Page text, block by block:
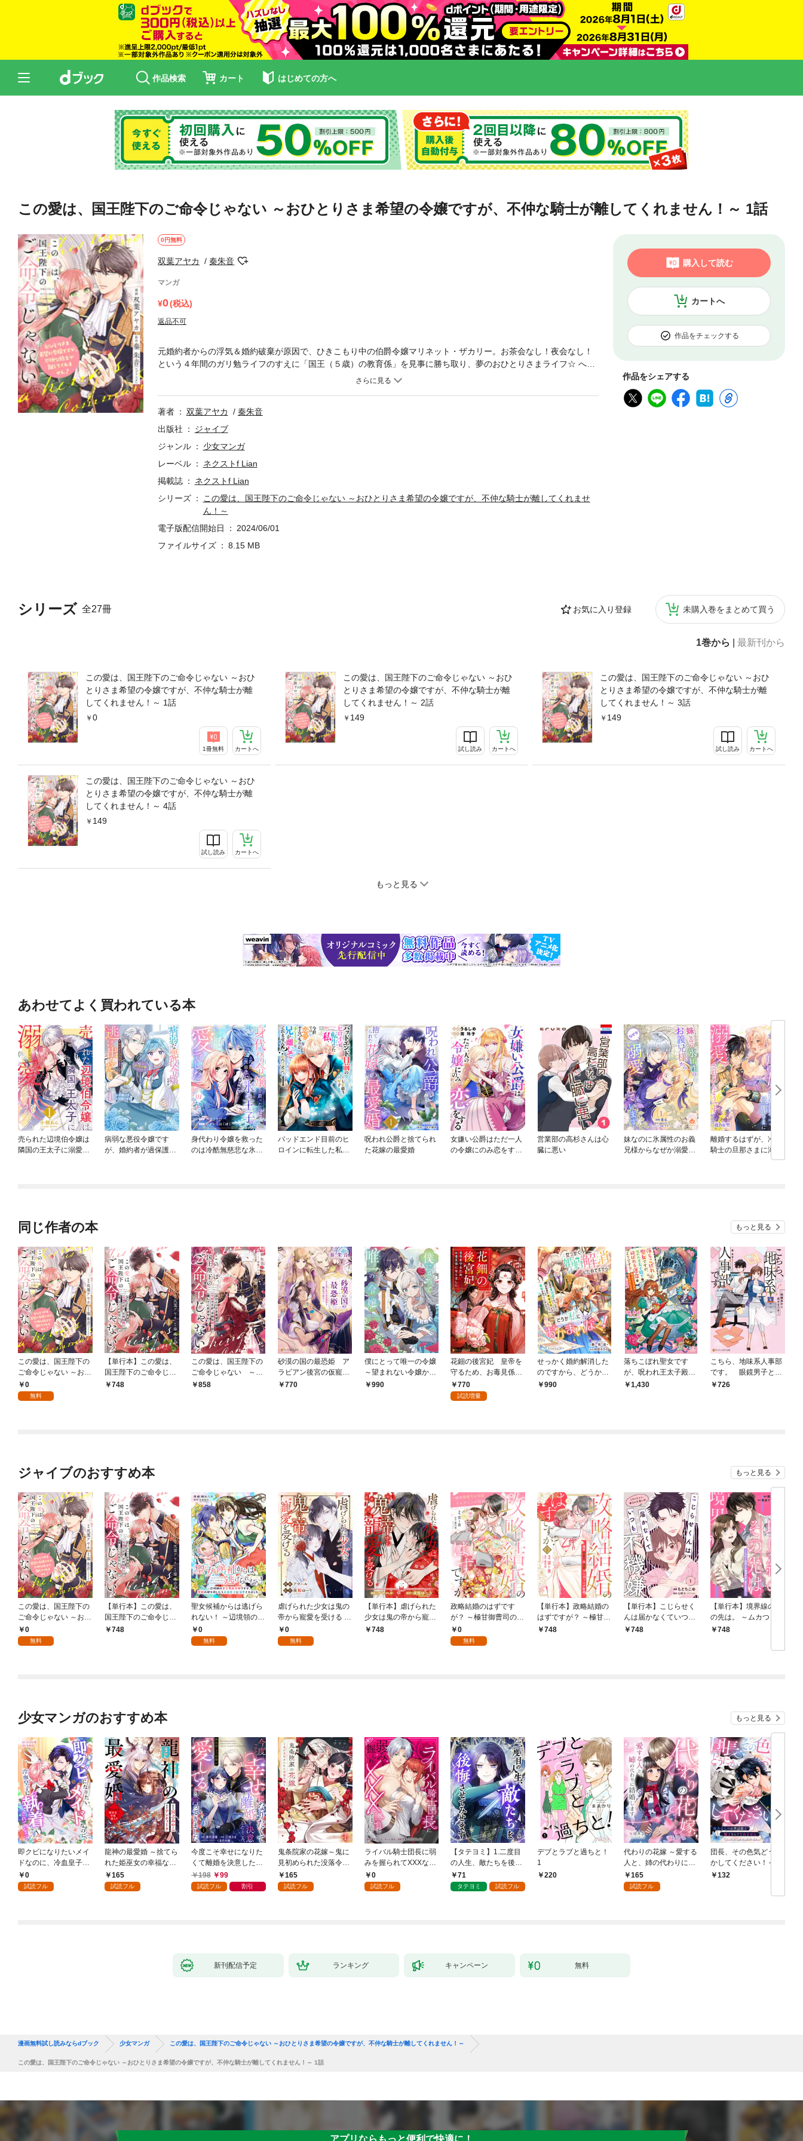
作品検索 カート はじめての方へ
この愛は、国王陛下のご命令じゃない ～おひとりさま希望の令嬢ですが、不仲な騎士が離してくれません！～ 1話
0円無料
双葉アヤカ 秦朱音
マンガ
0(税込)
返品不可
カートへ
購入して読む
作品をチェックする
作品をシェアする
シリーズ 全27冊 お気に入り登録 未購入巻をまとめて買う
1巻から 最新刊から
この愛は、国王陛下のご命令じゃない ～おひ
とりさま希望の令嬢ですが、不仲な騎士が離
してくれません！～ 1話
0
1冊無料 カートへ
この愛は、国王陛下のご命令じゃない ～おひ
とりさま希望の令嬢ですが、不仲な騎士が離
してくれません！～ 2話
149
試し読み カートへ
この愛は、国王陛下のご命令じゃない ～おひ
とりさま希望の令嬢ですが、不仲な騎士が離
してくれません！～ 3話
149
試し読み カートへ
この愛は、国王陛下のご命令じゃない ～おひ
とりさま希望の令嬢ですが、不仲な騎士が離
してくれません！～ 4話
149
試し読み カートへ
もっと見る
元婚約者からの浮気＆婚約破棄が原因で、ひきこもり中の伯爵令嬢マリネット・ザカリー。お茶会なし！夜会なし！
という４年間のガリ勉ライフのすえに「国王（５歳）の教育係」を見事に勝ち取り、夢のおひとりさまライフ☆ への
一歩を踏み出すマリネットだったが、敵対関係にあるヴェルナー侯爵家のラルフとパートナーを組まされてしまう。
来てね！」戸惑いまくりのマリネットは対照的に、『なかよし作戦』を攻略しようとなぜかノリノリ!?のラルフ。ち
ぐはぐな言動をとる彼の正体は――？――そして、何より私の夢のおひとりさまライフはどうなっちゃうの!?生涯お
メ☆※本作品は小説投稿サイト「エブリスタ」で人気の「おひとりさま希望の伯爵令嬢、国王の命により不本意にも犬
猿の仲の騎士と仲良くさせられています！」のコミカライズです。
著者 双葉アヤカ
秦朱音
出版社
ジャイブ
ジャンル
少女マンガ
レーベル
ネクストf Lian
掲載誌
ネクストf Lian
シリーズ
この愛は、国王陛下のご命令じゃない ～おひとりさま希望の令嬢ですが、不仲な騎士が離してくれませ
ん！～
電子版配信開始日
2024/06/01
ファイルサイズ
8.15 MB
あわせてよく買われている本
売られた辺境伯令嬢は
隣国の王太子に溺愛さ
病弱な悪役令嬢です
が、婚約者が過保護す
身代わり令嬢を救った
のは冷酷無慈悲な氷の
バッドエンド目前のヒ
ロインに転生した私、
呪われ公爵と捨てられ
た花嫁の最愛婚
女嫌い公爵はただ一人
の令嬢にのみ恋をする
営業部の高杉さんは心
臓に悪い
妹なのに氷属性のお義
兄様からなぜか溺愛さ
離婚するはずが、冷酷
騎士の旦那さまに溺愛
されていたようです
同じ作者の本 もっと見る
この愛は、国王陛下の
ご命令じゃない ～おひ
とりさま希望の令嬢で
すが、不仲な騎士が離
0
無料
【単行本】この愛は、
国王陛下のご命令じゃ
ない ～おひとりさま希
748
この愛は、国王陛下の
ご命令じゃない ～お
ひとりさま希望の令嬢
858
砂漠の国の最恐姫 ア
ラビアン後宮の仮寵姫
と眠れぬ冷徹皇子
770
僕にとって唯一の令嬢
～望まれない令嬢かと
思っていました～ ア
990
花鈿の後宮妃 皇帝を
守るため、お毒見係に
なりました
770
試読増量
せっかく婚約解消した
のですから、どうか私
におかまいなく！～念
990
落ちこぼれ聖女です
が、呪われ王太子殿下
と結ばれる運命のよう
1,430
こちら、地味系人事部
です。 眼鏡男子と恋
する乙女
726
ジャイブのおすすめ本 もっと見る
この愛は、国王陛下の
ご命令じゃない ～おひ
とりさま希望の令嬢で
すが、不仲な騎士が離
0
無料
【単行本】この愛は、
国王陛下のご命令じゃ
ない ～おひとりさま希
748
聖女候補からは逃げら
れない！ ～辺境領の貧
乏男爵令嬢ですが、聖
獣の卵を孵したら帝国
0
無料
虐げられた少女は鬼の
帝から寵愛を受ける 1
話0
無料
【単行本】虐げられた
少女は鬼の帝から寵愛
を受ける 1
748
政略結婚のはずです
が？ ～極甘御曹司の溺
愛ウエディング計画～
1話
0
無料
【単行本】政略結婚の
はずですが？ ～極甘御
曹司の溺愛ウエディン
748
【単行本】こじらせく
んは届かなくていつも
不機嫌 1
748
【単行本】境界線のそ
の先は。 ～ムカつく同
期との関係が恋に変わ
748
少女マンガのおすすめ本 もっと見る
即クビになりたいメイ
ドなのに、冷血皇子に
執着されています第1
話
0
試読フル
龍神の最愛婚 ～捨てら
れた姫巫女の幸福な嫁
入り～: 1
165
試読フル
今度こそ幸せになりた
くて離婚を決意したと
ころ、無表情な旦那様
が「愛してる」と言っ
198 99
試読フル 割引
鬼条院家の花嫁～鬼に
見初められた没落令嬢
～１165
試読フル
ライバル騎士団長に弱
みを握られてXXXな勝
負をすることになりま
した第1話
0
試読フル
【タテヨミ】1.二度目
の人生、敵たちを後悔
させてみせます
71
タテヨミ 試読フル
デブとラブと過ちと！
1
220
代わりの花嫁 ～愛する
人と、姉の代わりに結
婚します～ 1
165
試読フル
団長、その色気どうに
かしてください！～魔
力なしのお世話係は魅
132
新刊配信予定 ランキング キャンペーン 無料
漫画無料試し読みならdブック 少女マンガ この愛は、国王陛下のご命令じゃない ～おひとりさま希望の令嬢ですが、不仲な騎士が離してくれません！～
この愛は、国王陛下のご命令じゃない ～おひとりさま希望の令嬢ですが、不仲な騎士が離してくれません！～ 1話
アプリならもっと便利で快適に！